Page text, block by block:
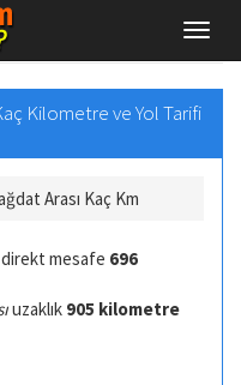
Kilometre ve Yol Tarifi
Arası Kaç Km
direkt mesafe 696
uzaklık 905 kilometre